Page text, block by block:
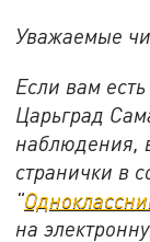
Уважаемые
Если вам
Царьград
наблюдения,
странички в
"
на